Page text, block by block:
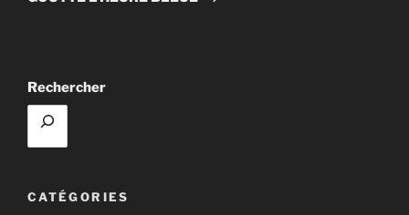
Rechercher
CATÉGORIES